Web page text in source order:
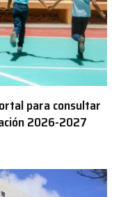
para consultar
2026-2027